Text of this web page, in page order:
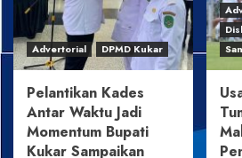
Advertorial DPMD Kukar
Pelantikan Kades
Antar Waktu Jadi
Momentum Bupati
Kukar Sampaikan